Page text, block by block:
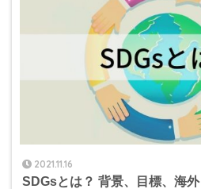
2021.11.16
SDGsとは？ 背景、目標、海外